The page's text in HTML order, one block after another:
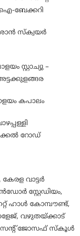
ബേക്കറി
സ്ക്വയർ
സ്റ്റാച്യു –
കപാലം
റോഡ്
വാട്ടർ
സ്റ്റേഡിയം,
ഹാൾ കോമ്പൗണ്ട്,
വഴുതയ്ക്കാട്
സെന്റ് ജോസഫ് സ്കൂൾ